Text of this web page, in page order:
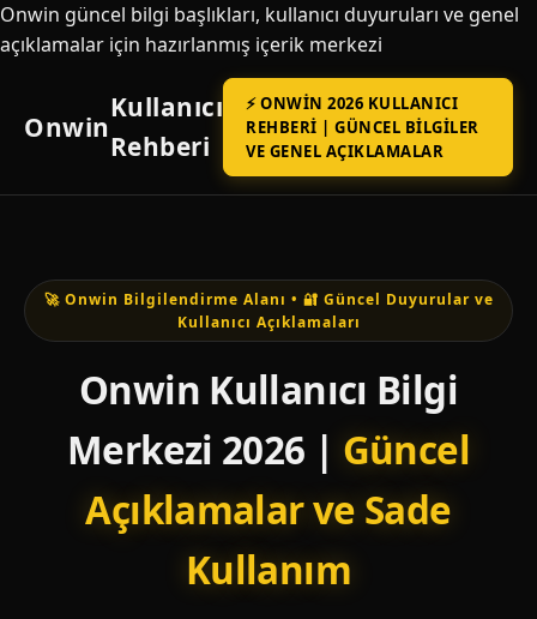
Onwin güncel bilgi başlıkları, kullanıcı duyuruları ve genel
açıklamalar için hazırlanmış içerik merkezi
Onwin
Kullanıcı
Rehberi
⚡ ONWIN 2026 KULLANICI
REHBERI | GÜNCEL BILGILER
VE GENEL AÇIKLAMALAR
🚀 Onwin Bilgilendirme Alanı • 🔐 Güncel Duyurular ve
Kullanıcı Açıklamaları
Onwin Kullanıcı Bilgi
Merkezi 2026 | Güncel
Açıklamalar ve Sade
Kullanım